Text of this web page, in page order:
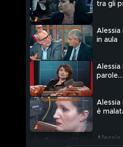
tra gli
Alessia
in aula
Alessia
parole
Alessia
è
Alessia